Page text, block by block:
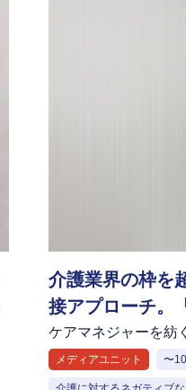
介護業界の枠を
接アプローチ。
じた情報発信で
を構築
ケアマネジャーを紡
メディアユニット 〜